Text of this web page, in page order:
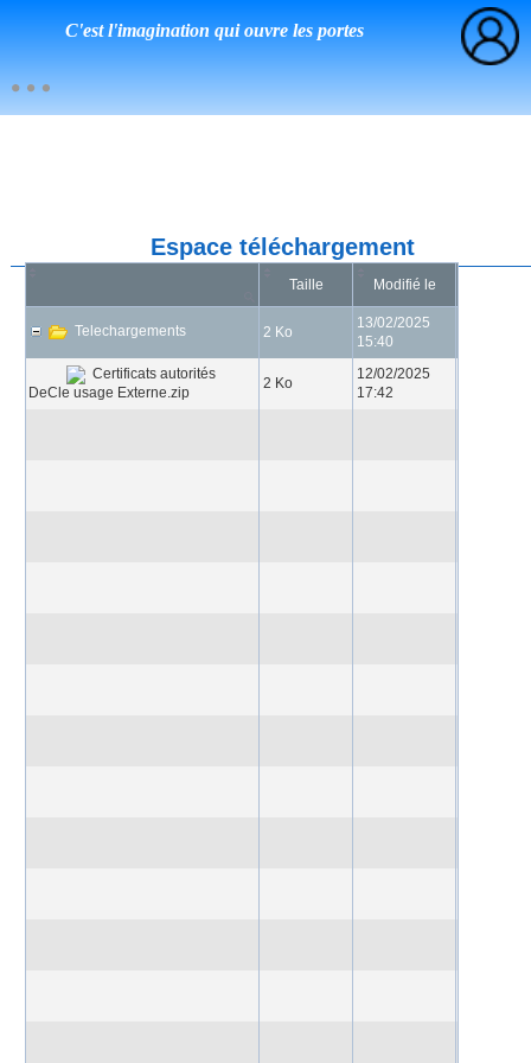
C'est l'imagination qui ouvre les portes
Espace téléchargement
Taille Modifié le
Telechargements 2 Ko
13/02/2025
15:40
Certificats autorités
DeCle usage Externe.zip
2 Ko
12/02/2025
17:42